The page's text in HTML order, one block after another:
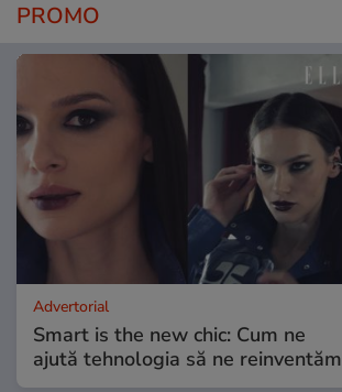
PROMO
Advertorial
Smart is the new chic: Cum ne
ajută tehnologia să ne reinventăm